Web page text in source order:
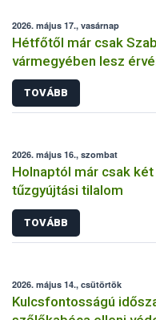
2026. május 17., vasárnap
Hétfőtől már csak
vármegyében lesz
TOVÁBB
2026. május 16., szombat
Holnaptól már csak
tűzgyújtási tilalom
TOVÁBB
2026. május 14., csütörtök
Kulcsfontosságú